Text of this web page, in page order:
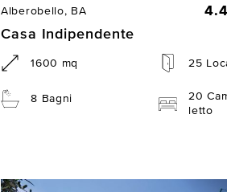
Alberobello, BA
Casa Indipendente
1600 mq 25
8 Bagni
20
letto